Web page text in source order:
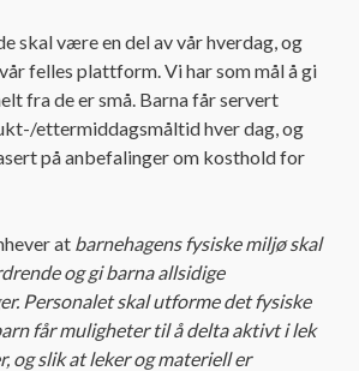
skal være en del av vår hverdag, og
felles plattform. Vi har som mål å gi
fra de er små. Barna får servert
ettermiddagsmåltid hver dag, og
på anbefalinger om kosthold for
at barnehagens fysiske miljø skal
og gi barna allsidige
Personalet skal utforme det fysiske
får muligheter til å delta aktivt i lek
og slik at leker og materiell er